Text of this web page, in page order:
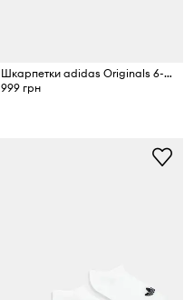
Шкарпетки adidas Originals 6-pack
999 грн